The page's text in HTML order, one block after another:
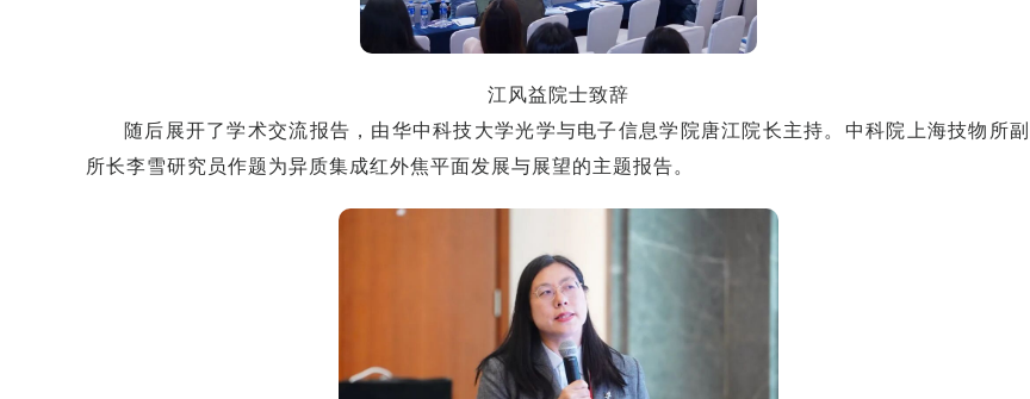
江风益院士致辞
随后展开了学术交流报告，由华中科技大学光学与电子信息学院唐江院长主持。中科院上海技物所副
所长李雪研究员作题为异质集成红外焦平面发展与展望的主题报告。